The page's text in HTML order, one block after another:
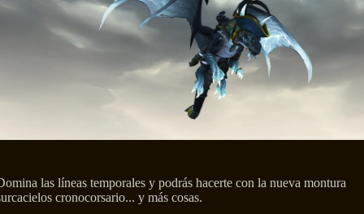
las líneas temporales y podrás hacerte con la nueva montura
cronocorsario... y más cosas.